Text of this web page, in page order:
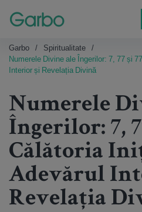
Garbo
Spiritualitate
Numerele Divine ale Îngerilor: 7, 77 și
Interior și Revelația Divină
Numerele
Îngerilor: 7,
Călătoria
Adevărul
Revelația